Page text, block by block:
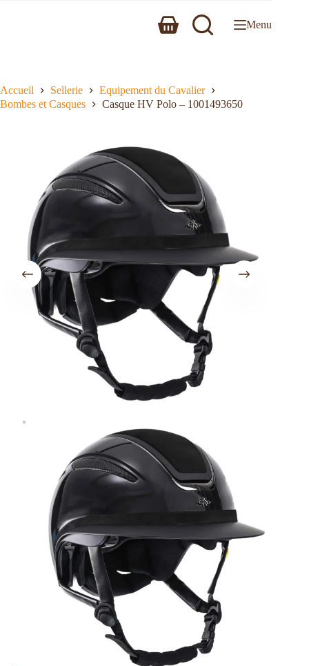
Menu
Accueil Sellerie
Equipement du Cavalier
Bombes et Casques
Casque HV Polo – 1001493650